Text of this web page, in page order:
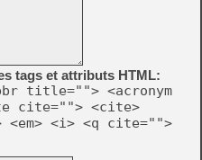
tags et attributs HTML:
title=""> <acronym
cite=""> <cite>
<em> <i> <q cite="">